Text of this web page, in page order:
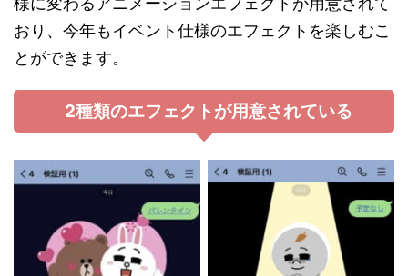
おり、今年もイベント仕様のエフェクトを楽しむこ
とができます。
2種類のエフェクトが用意されている